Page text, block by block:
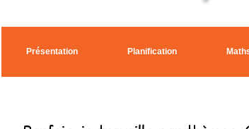
Présentation Planification